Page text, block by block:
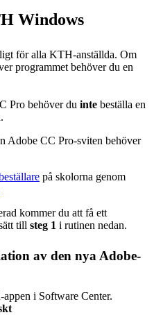
Windows
för alla KTH-anställda. Om
programmet behöver du en
Pro behöver du inte beställa en
Adobe CC Pro-sviten behöver
på skolorna genom
kommer du att få ett
till steg 1 i rutinen nedan.
av den nya Adobe-
i Software Center.